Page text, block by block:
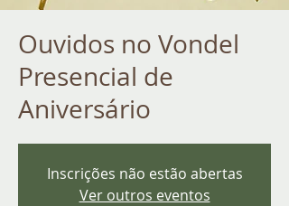
Ouvidos no Vondel
Presencial de
Aniversário
Inscrições não estão abertas
Ver outros eventos